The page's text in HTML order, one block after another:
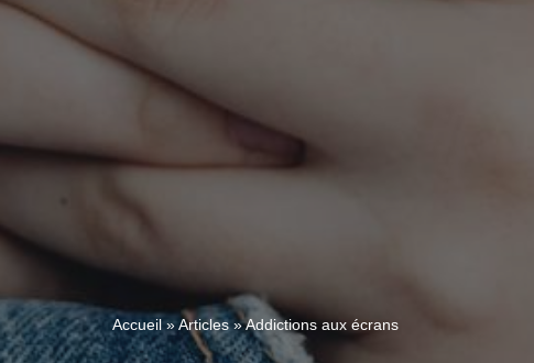
Accueil »Articles»Addictions aux écrans